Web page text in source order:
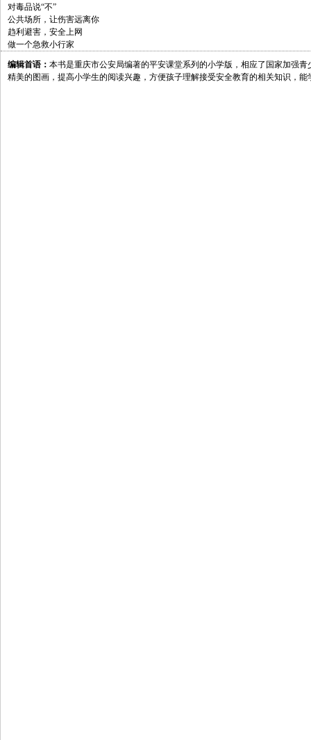
对毒品说“不”
公共场所，让伤害远离你
趋利避害，安全上网
做一个急救小行家
编辑首语： 本书是重庆市公安局编著的平安课堂系列的小学版，相应了国家加强
精美的图画，提高小学生的阅读兴趣，方便孩子理解接受安全教育的相关知识，